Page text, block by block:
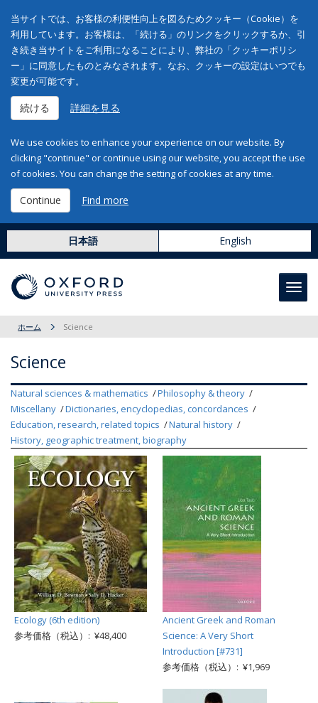
当サイトでは、お客様の利便性向上を図るためクッキー（Cookie）を
利用しています。お客様は、「続ける」のリンクをクリックするか、引
き続き当サイトをご利用になることにより、弊社の「クッキーポリシ
ー」に同意したものとみなされます。なお、クッキーの設定はいつでも
変更が可能です。
続ける 詳細を見る
We use cookies to enhance your experience on our website. By
clicking "continue" or continue using our website, you accept the use
of cookies. You can change the setting of cookies at any time.
Continue Find more
日本語 English
ホーム Science
Science
Natural sciences & mathematics
Philosophy & theory
Miscellany
Dictionaries, encyclopedias, concordances
Education, research, related topics
Natural history
History, geographic treatment, biography
Ecology (6th edition)
参考価格（税込）: ¥48,400
Ancient Greek and Roman
Science: A Very Short
Introduction [#731]
参考価格（税込）: ¥1,969